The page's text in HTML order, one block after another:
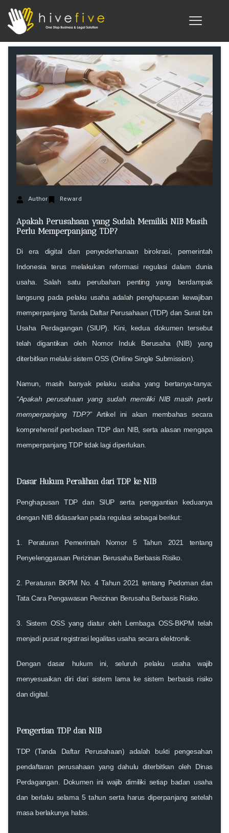
Author Reward
Apakah Perusahaan yang Sudah Memiliki NIB Masih
Perlu Memperpanjang TDP?
Di era digital dan penyederhanaan birokrasi, pemerintah
Indonesia terus melakukan reformasi regulasi dalam dunia
usaha. Salah satu perubahan penting yang berdampak
langsung pada pelaku usaha adalah penghapusan kewajiban
memperpanjang Tanda Daftar Perusahaan (TDP) dan Surat Izin
Usaha Perdagangan (SIUP). Kini, kedua dokumen tersebut
telah digantikan oleh Nomor Induk Berusaha (NIB) yang
diterbitkan melalui sistem OSS (Online Single Submission).
Namun, masih banyak pelaku usaha yang bertanya-tanya:
“Apakah perusahaan yang sudah memiliki NIB masih perlu
memperpanjang TDP?”Artikel ini akan membahas secara
komprehensif perbedaan TDP dan NIB, serta alasan mengapa
memperpanjang TDP tidak lagi diperlukan.
Dasar Hukum Peralihan dari TDP ke NIB
Penghapusan TDP dan SIUP serta penggantian keduanya
dengan NIB didasarkan pada regulasi sebagai berikut:
1. Peraturan Pemerintah Nomor 5 Tahun 2021
tentang
Penyelenggaraan Perizinan Berusaha Berbasis Risiko.
2. Peraturan BKPM No. 4 Tahun 2021 tentang Pedoman dan
Tata Cara Pengawasan Perizinan Berusaha Berbasis Risiko.
3. Sistem OSS yang diatur oleh Lembaga OSS-BKPM telah
menjadi pusat registrasi legalitas usaha secara elektronik.
Dengan dasar hukum ini, seluruh pelaku usaha wajib
menyesuaikan diri dari sistem lama ke sistem berbasis risiko
dan digital.
Pengertian TDP dan NIB
TDP (Tanda Daftar Perusahaan) adalah bukti pengesahan
pendaftaran perusahaan yang dahulu diterbitkan oleh Dinas
Perdagangan. Dokumen ini wajib dimiliki setiap badan usaha
dan berlaku selama 5 tahun serta harus diperpanjang setelah
masa berlakunya habis.